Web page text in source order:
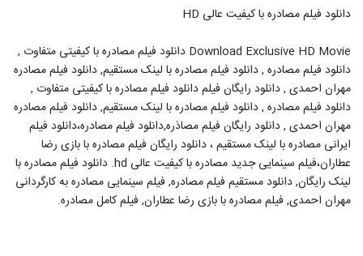
دانلود فیلم مصادره با کیفیت عالی HD
Download Exclusive HD Movie دانلود فیلم مصادره با کیفیتی متفاوت ,
دانلود فیلم مصادره , دانلود فیلم مصادره با لینک مستقیم, دانلود فیلم مصادره
مهران احمدی , دانلود رایگان فیلم دانلود فیلم مصادره با کیفیتی متفاوت ,
دانلود فیلم مصادره , دانلود فیلم مصادره با لینک مستقیم, دانلود فیلم مصادره
مهران احمدی , دانلود رایگان فیلم مصاذره,دانلود فیلم مصادره،دانلود فیلم
ایرانی مصادره با لینک مستقیم ، دانلود رایگان فیلم مصادره با بازی رضا
عطاران،فیلم سینمایی جدید مصادره با کیفیت عالی hd. دانلود فیلم مصادره با
لینک رایگان, دانلود مستقیم فیلم مصادره, فیلم سینمایی مصادره به کارگردانی
مهران احمدی, فیلم مصادره با بازی رضا عطاران, فیلم کامل مصادره.